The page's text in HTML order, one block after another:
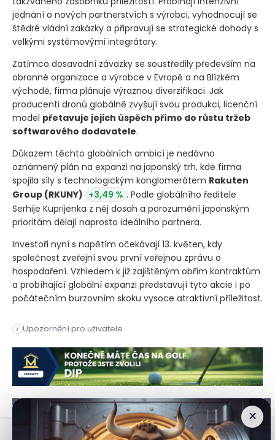
jednání o nových partnerstvích s výrobci, vyhodnocují se
štědré vládní zakázky a připravují se strategické dohody s
velkými systémovými integrátory.
Zatímco dosavadní závazky se soustředily především na
obranné organizace a výrobce v Evropě a na Blízkém
východě, firma plánuje výraznou diverzifikaci. Jak
producenti dronů globálně zvyšují svou produkci, licenční
model přetavuje jejich úspěch přímo do růstu tržeb
softwarového dodavatele.
Důkazem těchto globálních ambicí je nedávno
oznámený plán na expanzi na japonský trh, kde firma
spojila síly s technologickým konglomerátem Rakuten
Group (RKUNY) +3,49 % . Podle globálního ředitele
Serhije Kuprijenka z něj dosah a porozumění japonským
prioritám dělají naprosto ideálního partnera.
Investoři nyní s napětím očekávají 13. květen, kdy
společnost zveřejní svou první veřejnou zprávu o
hospodaření. Vzhledem k již zajištěným obřím kontraktům
a probíhající globální expanzi představují tyto akcie i po
počátečním burzovním skoku vysoce atraktivní příležitost.
i Upozornění pro uživatele
Očekávaný vstup gigantu SpaceX na burzu poutá
×